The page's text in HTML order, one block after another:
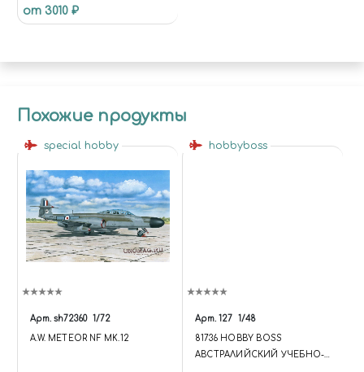
от 3010 ₽
Похожие продукты
special hobby
Арт. sh72360 1/72
A.W. METEOR NF MK.12
hobbyboss
Арт. 127 1/48
81736 HOBBY BOSS
АВСТРАЛИЙСКИЙ УЧЕБНО-